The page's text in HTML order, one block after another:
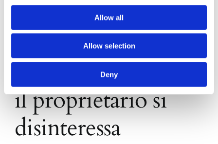
Allow all
Allow selection
Deny
Occupazione
illegittima di
immobile, quando
il proprietario si
disinteressa